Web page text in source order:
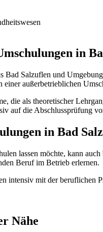
in
Bad Salzuflen und
einer außerbetrieblichen
die als theoretischer
auf die Abschlussprüfung
in Bad
lassen möchte, kann
Beruf im Betrieb erlernen.
intensiv mit der
Nähe